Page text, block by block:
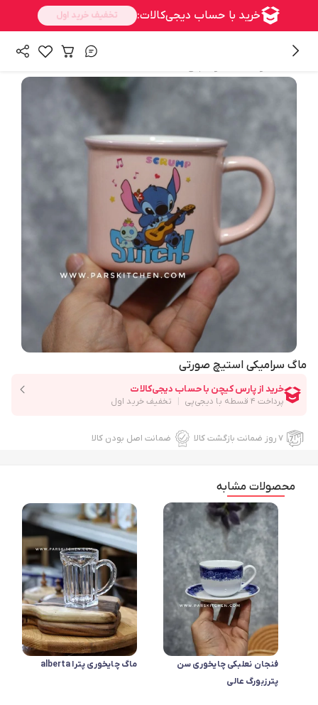
ماگ سرامیکی استیچ صورتی
۷ روز ضمانت بازگشت کالا ضمانت اصل بودن کالا
محصولات مشابه
فنجان نعلبکی چایخوری سن
پترزبورگ عالی
ماگ چایخوری پترا alberta